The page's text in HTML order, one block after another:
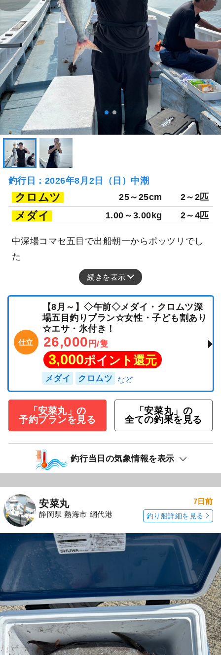
釣行日：2026年8月2日（日）中潮
クロムツ 25～25cm 2～2匹
メダイ 1.00～3.00kg 2～4匹
中深場コマセ五目で出船朝一からポッツリでし
た
続きを表示
仕立
【8月～】◇午前◇メダイ・クロムツ深
場五目釣りプラン☆女性・子ども割あり
☆エサ・氷付き！
26,000 円/隻
3,000ポイント還元
メダイ クロムツ
「安菜丸」の
予約プランを見る
「安菜丸」の
全ての釣果を見る
釣行当日の気象情報を表示
安菜丸
静岡県 熱海市 網代港
7日前
釣り船詳細を見る